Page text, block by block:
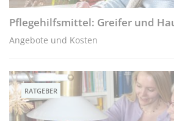
Pflegehilfsmittel: Greifer und
Angebote und Kosten
RATGEBER